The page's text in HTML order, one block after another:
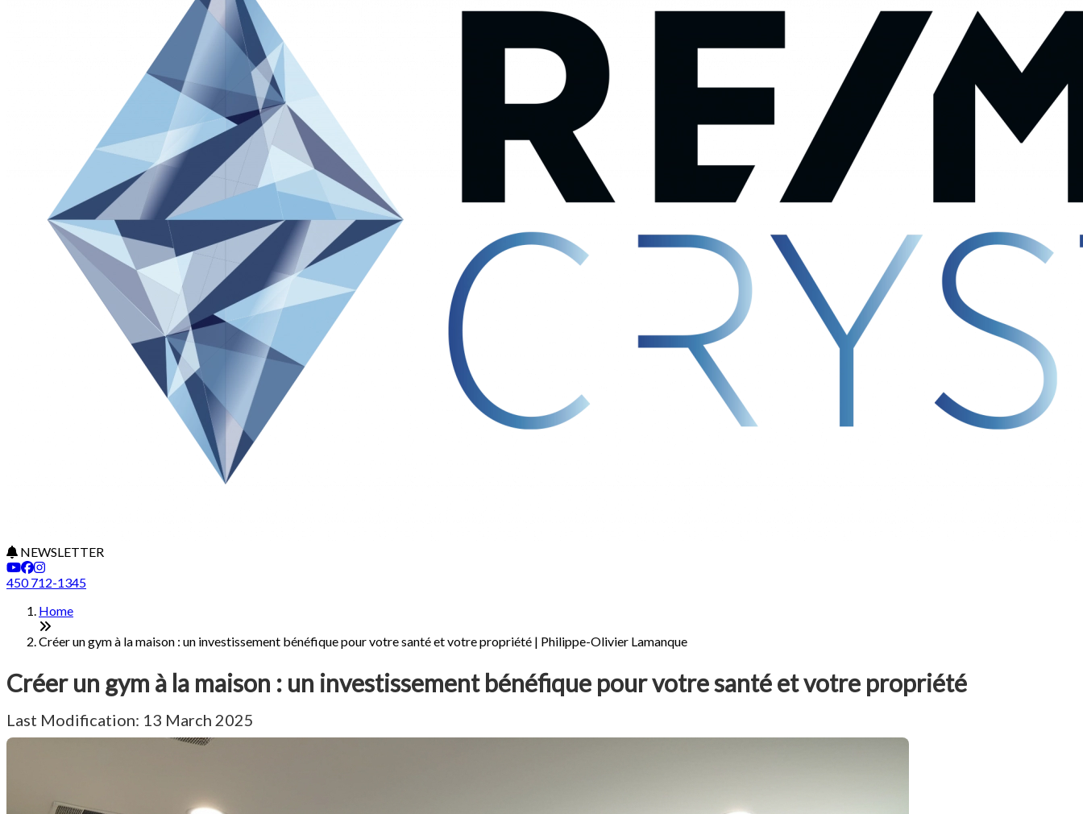
NEWSLETTER
450 712-1345
Home
Créer un gym à la maison : un investissement bénéfique pour votre santé et votre propriété | Philippe-Olivier Lamanque
Créer un gym à la maison : un investissement bénéfique pour votre santé et votre propriété
Last Modification: 13 March 2025